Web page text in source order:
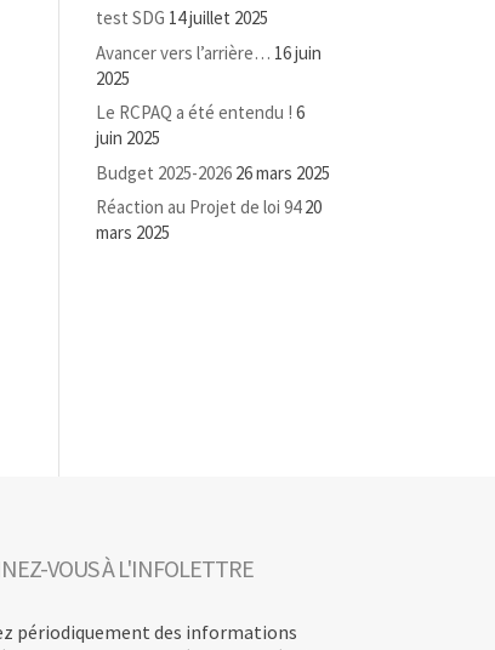
test SDG 14 juillet 2025
Avancer vers l’arrière… 16 juin
2025
Le RCPAQ a été entendu ! 6
juin 2025
Budget 2025-2026 26 mars 2025
Réaction au Projet de loi 94 20
mars 2025
VOUS À L'INFOLETTRE
périodiquement des informations